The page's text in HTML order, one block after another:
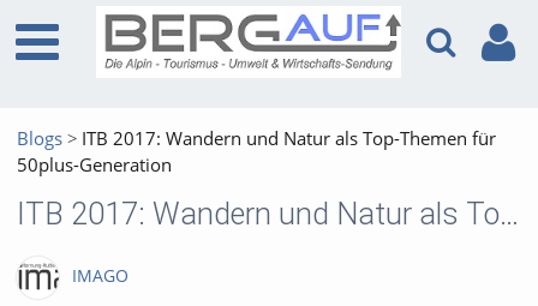
Blogs
ITB 2017: Wandern und Natur als Top-Themen für
50plus-Generation
ITB 2017: Wandern und Natur als Top-Themen für 50plus-Generation
IMAGO